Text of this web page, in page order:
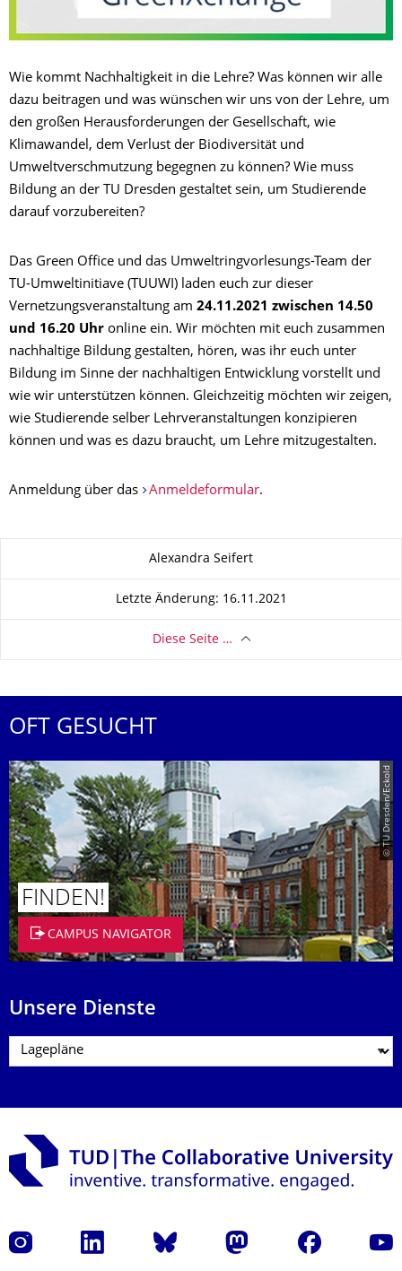
Wie kommt Nachhaltigkeit in die Lehre? Was können wir alle
dazu beitragen und was wünschen wir uns von der Lehre, um
den großen Herausforderungen der Gesellschaft, wie
Klimawandel, dem Verlust der Biodiversität und
Umweltverschmutzung begegnen zu können? Wie muss
Bildung an der TU Dresden gestaltet sein, um Studierende
darauf vorzubereiten?
Das Green Office und das Umweltringvorlesungs-Team der
TU-Umweltinitiave (TUUWI) laden euch zur dieser
Vernetzungsveranstaltung am 24.11.2021 zwischen 14.50
und 16.20 Uhr online ein. Wir möchten mit euch zusammen
nachhaltige Bildung gestalten, hören, was ihr euch unter
Bildung im Sinne der nachhaltigen Entwicklung vorstellt und
wie wir unterstützen können. Gleichzeitig möchten wir zeigen,
wie Studierende selber Lehrveranstaltungen konzipieren
können und was es dazu braucht, um Lehre mitzugestalten.
Anmeldung über das Anmeldeformular.
Alexandra Seifert
Letzte Änderung: 16.11.2021
Diese Seite …
OFT GESUCHT
© TU Dresden/Eckold
FINDEN!
CAMPUS NAVIGATOR
Unsere Dienste
Instagram LinkedIn Bluesky Mastodon Facebook